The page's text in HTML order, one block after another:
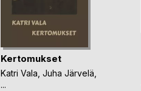
Kertomukset
Katri Vala Juha Järvelä
...